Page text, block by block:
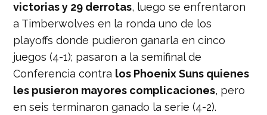
victorias y 29 derrotas, luego se enfrentaron
a Timberwolves en la ronda uno de los
playoffs donde pudieron ganarla en cinco
juegos (4-1); pasaron a la semifinal de
Conferencia contra los Phoenix Suns quienes
les pusieron mayores complicaciones, pero
en seis terminaron ganado la serie (4-2).